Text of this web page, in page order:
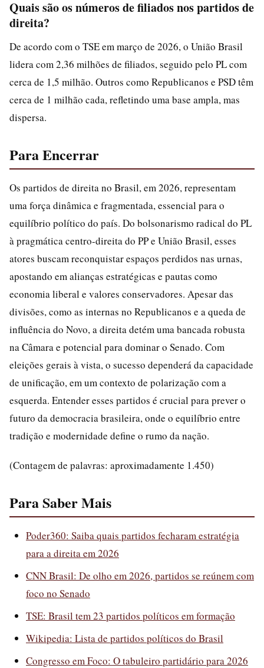
Quais são os números de filiados nos partidos de
direita?
De acordo com o TSE em março de 2026, o União Brasil
lidera com 2,36 milhões de filiados, seguido pelo PL com
cerca de 1,5 milhão. Outros como Republicanos e PSD têm
cerca de 1 milhão cada, refletindo uma base ampla, mas
dispersa.
Para Encerrar
Os partidos de direita no Brasil, em 2026, representam
uma força dinâmica e fragmentada, essencial para o
equilíbrio político do país. Do bolsonarismo radical do PL
à pragmática centro-direita do PP e União Brasil, esses
atores buscam reconquistar espaços perdidos nas urnas,
apostando em alianças estratégicas e pautas como
economia liberal e valores conservadores. Apesar das
divisões, como as internas no Republicanos e a queda de
influência do Novo, a direita detém uma bancada robusta
na Câmara e potencial para dominar o Senado. Com
eleições gerais à vista, o sucesso dependerá da capacidade
de unificação, em um contexto de polarização com a
esquerda. Entender esses partidos é crucial para prever o
futuro da democracia brasileira, onde o equilíbrio entre
tradição e modernidade define o rumo da nação.
(Contagem de palavras: aproximadamente 1.450)
Para Saber Mais
Poder360: Saiba quais partidos fecharam estratégia
para a direita em 2026
CNN Brasil: De olho em 2026, partidos se reúnem com
foco no Senado
TSE: Brasil tem 23 partidos políticos em formação
Wikipedia: Lista de partidos políticos do Brasil
Congresso em Foco: O tabuleiro partidário para 2026